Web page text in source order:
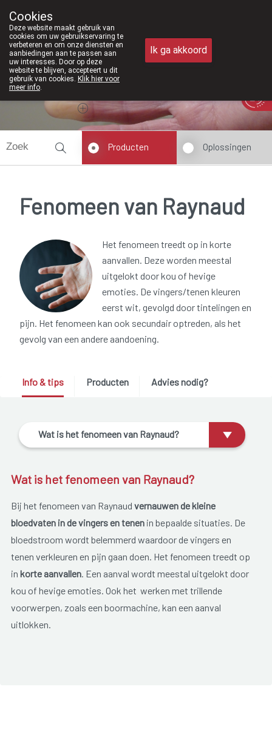
011/610300
Vandaag
Producten Oplossingen
Fenomeen van Raynaud
Het fenomeen treedt op in korte
aanvallen. Deze worden meestal
uitgelokt door kou of hevige
emoties. De vingers/tenen kleuren
eerst wit, gevolgd door tintelingen en
pijn. Het fenomeen kan ook secundair optreden, als het
gevolg van een andere aandoening.
Info & tips Producten Advies nodig?
Wat is het fenomeen van Raynaud?
Wat is het fenomeen van Raynaud?
Bij het fenomeen van Raynaud vernauwen de kleine
bloedvaten in de vingers en tenenin bepaalde situaties. De
bloedstroom wordt belemmerd waardoor de vingers en
tenen verkleuren en pijn gaan doen. Het fenomeen treedt op
in korte aanvallen. Een aanval wordt meestal uitgelokt door
kou of hevige emoties. Ook het werken met trillende
voorwerpen, zoals een boormachine, kan een aanval
uitlokken.
Cookies
Deze website maakt gebruik van
cookies om uw gebruikservaring te
verbeteren en om onze diensten en
aanbiedingen aan te passen aan
uw interesses. Door op deze
website te blijven, accepteert u dit
gebruik van cookies. Klik hier voor
meer info.
Ik ga akkoord